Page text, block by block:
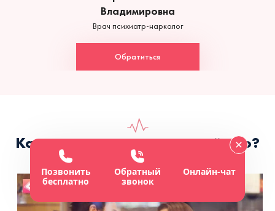
Владимировна
Врач психиатр-нарколог
Обратиться
Как предотвратить расстройство?
Позвонить
бесплатно
Обратный
звонок
Онлайн-чат